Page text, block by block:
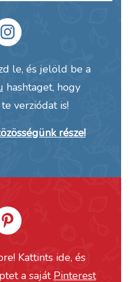
le, és jelöld be a
hashtaget, hogy
verziódat is!
része!
Kattints ide, és
a saját Pinterest